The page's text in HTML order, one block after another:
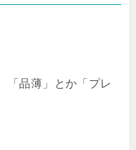
「品薄」とか「プレ